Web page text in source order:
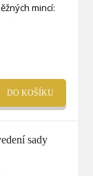
mincí:
DO KOŠÍKU
sady